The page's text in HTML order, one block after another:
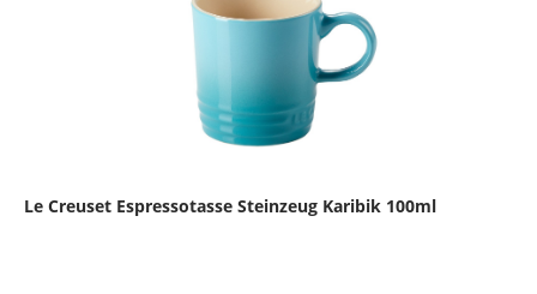
Le Creuset Espressotasse Steinzeug Karibik 100ml